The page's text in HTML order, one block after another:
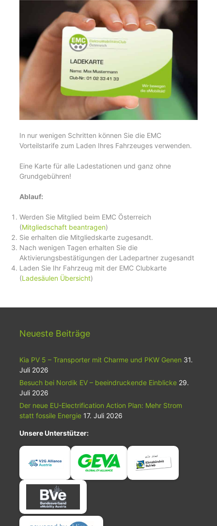
In nur wenigen Schritten können Sie die EMC
Vorteilstarife zum Laden Ihres Fahrzeuges verwenden.
Eine Karte für alle Ladestationen und ganz ohne
Grundgebühren!
Ablauf:
Werden Sie Mitglied beim EMC Österreich
(Mitgliedschaft beantragen)
Sie erhalten die Mitgliedskarte zugesandt.
Nach wenigen Tagen erhalten Sie die
Aktivierungsbestätigungen der Ladepartner zugesandt
Laden Sie Ihr Fahrzeug mit der EMC Clubkarte
(Ladesäulen Übersicht)
Neueste Beiträge
Kia PV 5 – Transporter mit Charme und PKW Genen 31.
Juli 2026
Besuch bei Nordik EV – beeindruckende Einblicke 29.
Juli 2026
Der neue EU-Electrification Action Plan: Mehr Strom
statt fossile Energie 17. Juli 2026
Unsere Unterstützer: